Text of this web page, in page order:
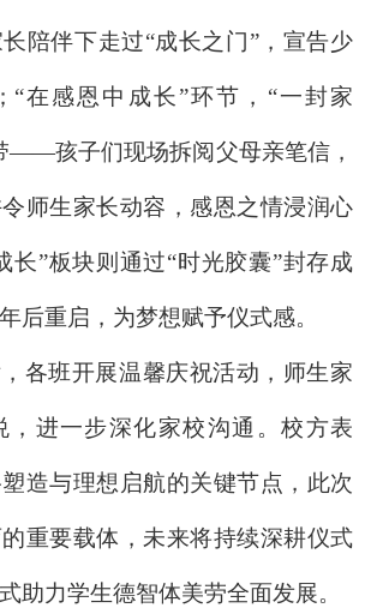
陪伴下走过“成长之门”，宣告少
“在感恩中成长”环节，“一封家
——孩子们现场拆阅父母亲笔信，
师生家长动容，感恩之情浸润心
长”板块则通过“时光胶囊”封存成
后重启，为梦想赋予仪式感。
各班开展温馨庆祝活动，师生家
，进一步深化家校沟通。校方表
造与理想启航的关键节点，此次
重要载体，未来将持续深耕仪式
助力学生德智体美劳全面发展。